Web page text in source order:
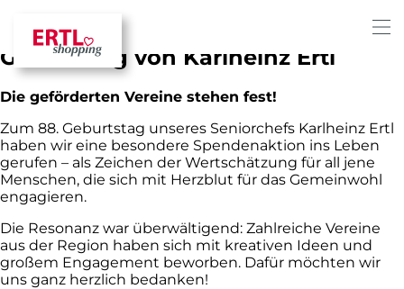
Spendenaktion zum 88.
Geburtstag von Karlheinz Ertl
Die geförderten Vereine stehen fest!
Zum 88. Geburtstag unseres Seniorchefs Karlheinz Ertl
haben wir eine besondere Spendenaktion ins Leben
gerufen – als Zeichen der Wertschätzung für all jene
Menschen, die sich mit Herzblut für das Gemeinwohl
engagieren.
Die Resonanz war überwältigend: Zahlreiche Vereine
aus der Region haben sich mit kreativen Ideen und
großem Engagement beworben. Dafür möchten wir
uns ganz herzlich bedanken!